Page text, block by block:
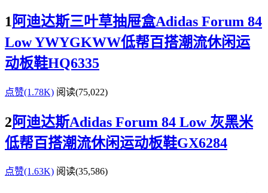
1 阿迪达斯三叶草抽屉盒Adidas Forum 84
Low YWYGKWW低帮百搭潮流休闲运
动板鞋HQ6335
点赞(1.78K) 阅读(75,022)
2阿迪达斯Adidas Forum 84 Low 灰黑米
低帮百搭潮流休闲运动板鞋GX6284
点赞(1.63K) 阅读(35,586)